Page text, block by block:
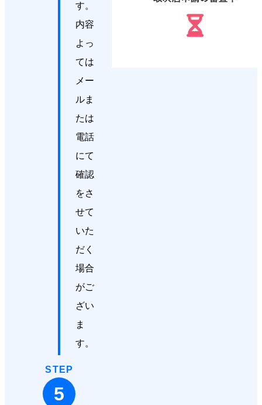
す。
内容
よっ
ては
メー
ルま
たは
電話
にて
確認
をさ
せて
いた
だく
場合
がご
ざい
ま
す。
STEP
5